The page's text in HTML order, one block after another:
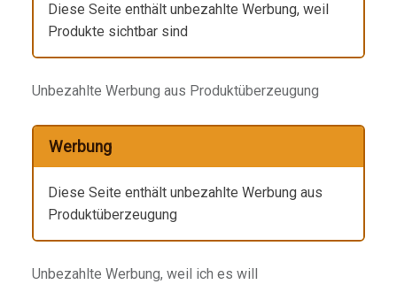
Diese Seite enthält unbezahlte Werbung, weil
Produkte sichtbar sind
Unbezahlte Werbung aus Produktüberzeugung
Werbung
Diese Seite enthält unbezahlte Werbung aus
Produktüberzeugung
Unbezahlte Werbung, weil ich es will